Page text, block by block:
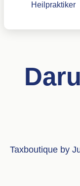
Heilpraktiker
Taxboutique by